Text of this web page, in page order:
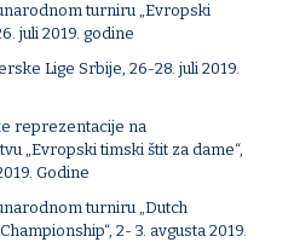
turniru „Evropski
juli 2019. godine
Lige Srbije, 26-28. juli 2019.
reprezentacije na
„Evropski timski štit za dame“,
Godine
turniru „Dutch
2- 3. avgusta 2019.